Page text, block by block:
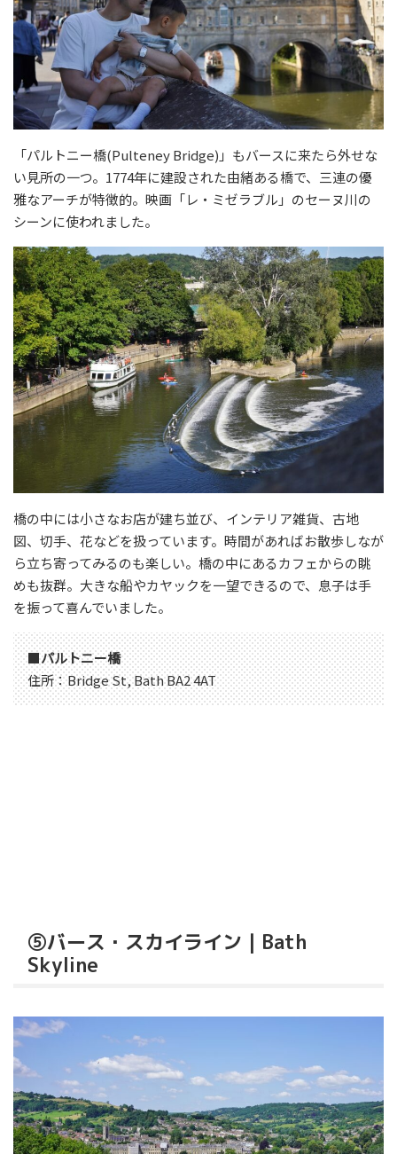
「パルトニー橋(Pulteney Bridge)」もバースに来たら外せな
い見所の一つ。1774年に建設された由緒ある橋で、三連の優
雅なアーチが特徴的。映画「レ・ミゼラブル」のセーヌ川の
シーンに使われました。
橋の中には小さなお店が建ち並び、インテリア雑貨、古地
図、切手、花などを扱っています。時間があればお散歩しなが
ら立ち寄ってみるのも楽しい。橋の中にあるカフェからの眺
めも抜群。大きな船やカヤックを一望できるので、息子は手
を振って喜んでいました。
■パルトニー橋
住所：Bridge St, Bath BA2 4AT
⑤バース・スカイライン｜Bath
Skyline